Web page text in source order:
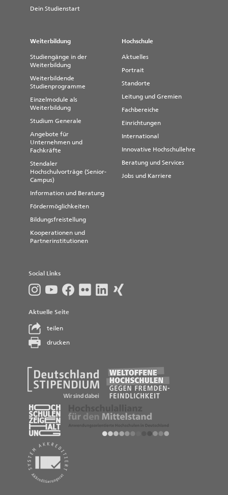
Dein Studienstart
Weiterbildung
Studiengänge in der
Weiterbildung
Weiterbildende
Studienprogramme
Einzelmodule als
Weiterbildung
Studium Generale
Angebote für
Unternehmen und
Fachkräfte
Stendaler
Hochschulvorträge (Senior-
Campus)
Information und Beratung
Fördermöglichkeiten
Bildungsfreistellung
Kooperationen und
Partnerinstitutionen
Hochschule
Aktuelles
Portrait
Standorte
Leitung und Gremien
Fachbereiche
Einrichtungen
International
Innovative Hochschullehre
Beratung und Services
Jobs und Karriere
Social Links
Aktuelle Seite
teilen
drucken